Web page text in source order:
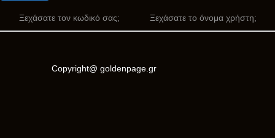
Ξεχάσατε τον κωδικό σας; Ξεχάσατε το όνομα χρήστη;
Copyright@ goldenpage.gr